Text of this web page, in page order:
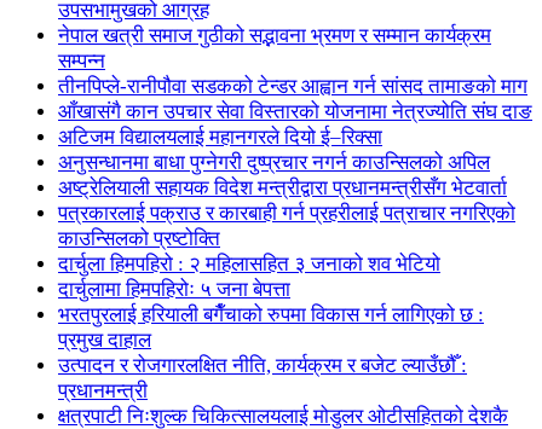
उपसभामुखको आग्रह
नेपाल खत्री समाज गुठीको सद्भावना भ्रमण र सम्मान कार्यक्रम
सम्पन्न
तीनपिप्ले-रानीपौवा सडकको टेन्डर आह्वान गर्न सांसद तामाङको माग
आँखासंगै कान उपचार सेवा विस्तारको योजनामा नेत्रज्योति संघ दाङ
अटिजम विद्यालयलाई महानगरले दियो ई–रिक्सा
अनुसन्धानमा बाधा पुग्नेगरी दुष्प्रचार नगर्न काउन्सिलको अपिल
अष्ट्रेलियाली सहायक विदेश मन्त्रीद्वारा प्रधानमन्त्रीसँग भेटवार्ता
पत्रकारलाई पक्राउ र कारबाही गर्न प्रहरीलाई पत्राचार नगरिएको
काउन्सिलको प्रष्टोक्ति
दार्चुला हिमपहिरो : २ महिलासहित ३ जनाको शव भेटियो
दार्चुलामा हिमपहिरोः ५ जना बेपत्ता
भरतपुरलाई हरियाली बगैँचाको रुपमा विकास गर्न लागिएको छ :
प्रमुख दाहाल
उत्पादन र रोजगारलक्षित नीति, कार्यक्रम र बजेट ल्याउँछौँ :
प्रधानमन्त्री
क्षत्रपाटी निःशुल्क चिकित्सालयलाई मोडुलर ओटीसहितको देशकै